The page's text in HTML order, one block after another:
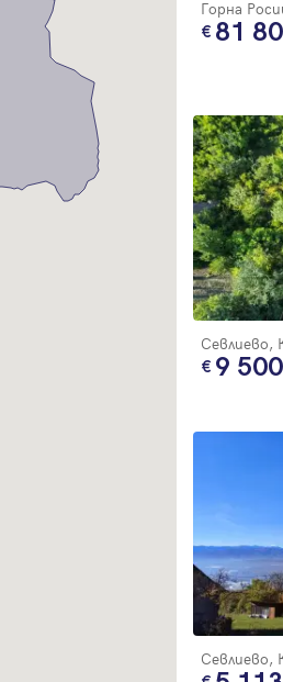
Горна
81
Севлиево,
9 500
Севлиево,
Забравена
Регистрация